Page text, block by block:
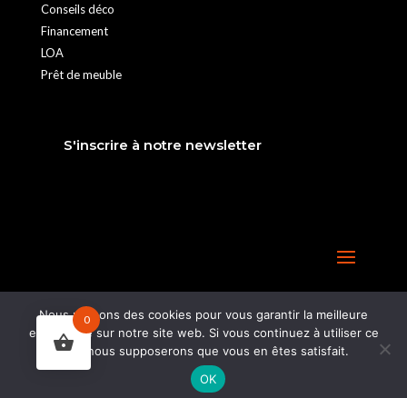
Conseils déco
Financement
LOA
Prêt de meuble
S'inscrire à notre newsletter
0
Nous utilisons des cookies pour vous garantir la meilleure
expérience sur notre site web. Si vous continuez à utiliser ce
site, nous supposerons que vous en êtes satisfait.
OK